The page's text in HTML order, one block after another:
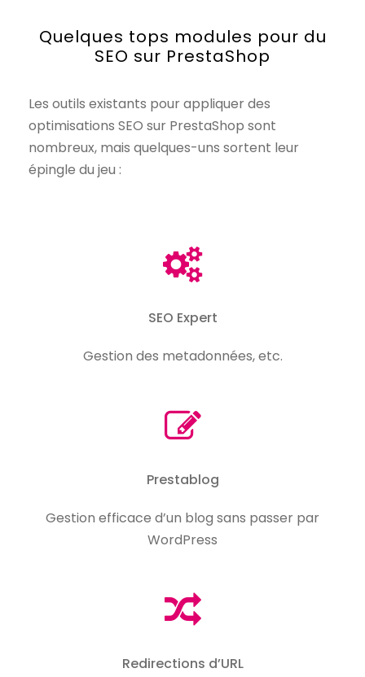
Quelques tops modules pour du
SEO sur PrestaShop
Les outils existants pour appliquer des
optimisations SEO sur PrestaShop sont
nombreux, mais quelques-uns sortent leur
épingle du jeu :
SEO Expert
Gestion des metadonnées, etc.
Prestablog
Gestion efficace d’un blog sans passer par
WordPress
Redirections d’URL